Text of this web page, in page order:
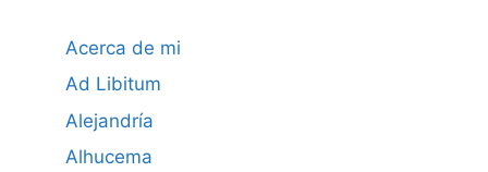
Acerca de mi
Ad Libitum
Alejandría
Alhucema